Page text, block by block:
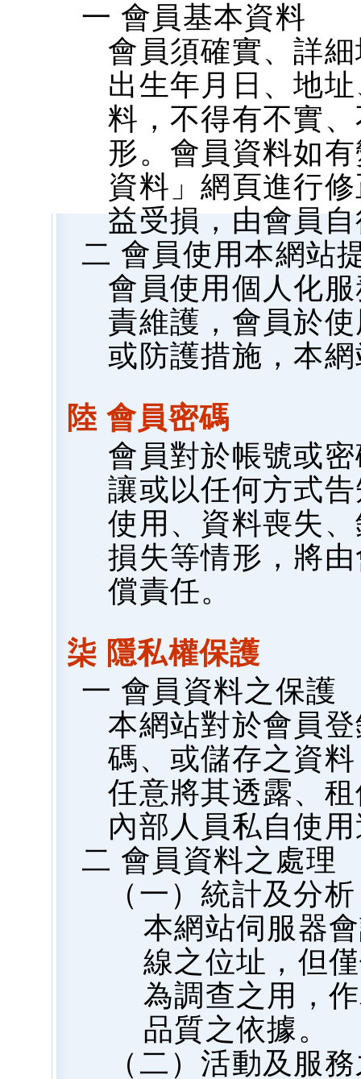
一 會員基本資料
會員須確實、詳
出生年月日、地
料，不得有不實
形。會員資料如
資料」網頁進行
益受損，由會員
二 會員使用本網站
會員使用個人化
責維護，會員於
或防護措施，本
陸 會員密碼
會員對於帳號或
讓或以任何方式
使用、資料喪失
損失等情形，將
償責任。
柒 隱私權保護
一 會員資料之保護
本網站對於會員
碼、或儲存之資
任意將其透露、
內部人員私自使
二 會員資料之處理
（一）統計及分析
本網站伺服器
線之位址，但
為調查之用，
品質之依據。
（二）活動及服